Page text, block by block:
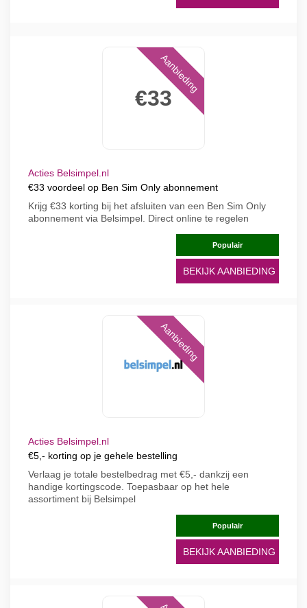
€33
Aanbieding
Acties Belsimpel.nl
€33 voordeel op Ben Sim Only abonnement
Krijg €33 korting bij het afsluiten van een Ben Sim Only
abonnement via Belsimpel. Direct online te regelen
Populair
BEKIJK AANBIEDING
Aanbieding
Acties Belsimpel.nl
€5,- korting op je gehele bestelling
Verlaag je totale bestelbedrag met €5,- dankzij een
handige kortingscode. Toepasbaar op het hele
assortiment bij Belsimpel
Populair
BEKIJK AANBIEDING